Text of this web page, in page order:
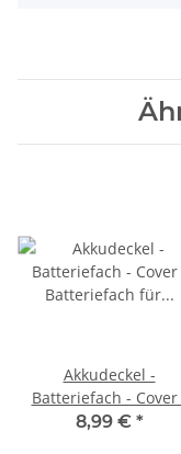
Akkudeckel -
Batteriefach - Cover
Batteriefach für Xbox
8,99 € *